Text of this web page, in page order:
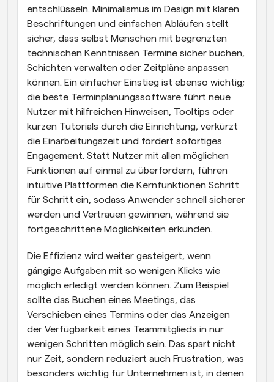
entschlüsseln. Minimalismus im Design mit klaren
Beschriftungen und einfachen Abläufen stellt
sicher, dass selbst Menschen mit begrenzten
technischen Kenntnissen Termine sicher buchen,
Schichten verwalten oder Zeitpläne anpassen
können. Ein einfacher Einstieg ist ebenso wichtig;
die beste Terminplanungssoftware führt neue
Nutzer mit hilfreichen Hinweisen, Tooltips oder
kurzen Tutorials durch die Einrichtung, verkürzt
die Einarbeitungszeit und fördert sofortiges
Engagement. Statt Nutzer mit allen möglichen
Funktionen auf einmal zu überfordern, führen
intuitive Plattformen die Kernfunktionen Schritt
für Schritt ein, sodass Anwender schnell sicherer
werden und Vertrauen gewinnen, während sie
fortgeschrittene Möglichkeiten erkunden.
Die Effizienz wird weiter gesteigert, wenn
gängige Aufgaben mit so wenigen Klicks wie
möglich erledigt werden können. Zum Beispiel
sollte das Buchen eines Meetings, das
Verschieben eines Termins oder das Anzeigen
der Verfügbarkeit eines Teammitglieds in nur
wenigen Schritten möglich sein. Das spart nicht
nur Zeit, sondern reduziert auch Frustration, was
besonders wichtig für Unternehmen ist, in denen